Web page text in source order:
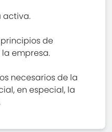
activa.
de
empresa.
necesarios de la
en especial, la